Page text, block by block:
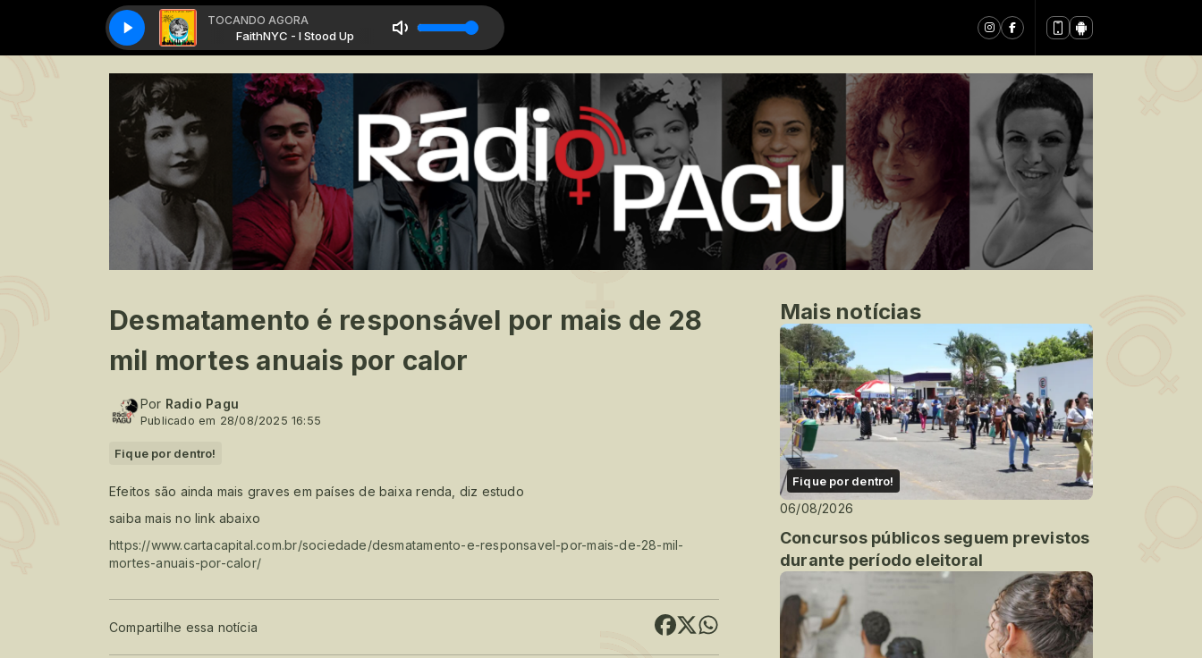
TOCANDO AGORA
FaithNYC - I Stood Up FaithNYC - I Stood Up
Desmatamento é responsável por mais de 28
mil mortes anuais por calor
Por Radio Pagu
Publicado em 28/08/2025 16:55
Fique por dentro!
Efeitos são ainda mais graves em países de baixa renda, diz estudo
saiba mais no link abaixo
https://www.cartacapital.com.br/sociedade/desmatamento-e-responsavel-por-mais-de-28-mil-
mortes-anuais-por-calor/
Compartilhe essa notícia
Mais notícias
Fique por dentro!
06/08/2026
Concursos públicos seguem previstos
durante período eleitoral